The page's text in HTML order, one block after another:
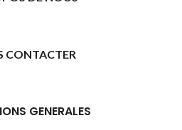
CONTACTER
GENERALES